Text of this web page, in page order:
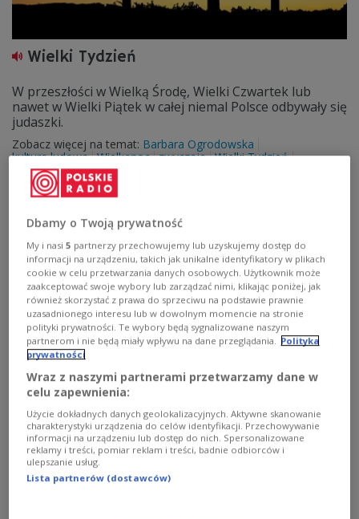
Wielki Tydzień
W przeszłości w Wielką Środę, Wielki Czwartek lub
nawet w Wielki Piątek w całej niemal Polsce odbywały się
judaszki.
Zobacz więcej na temat: Barbara Ogrodowska
kultura ludowa Wielkanoc zwyczaje Wielki Tydzień
Niedziela Palmowa
W całej Polsce w Niedzielę Palmową we wszystkich
kościołach, na każdym nabożeństwie święci się palmy,
zaś po sumie (głównym nabożeństwie niedzielnym)
odbywają się uroczyste procesje z palmami.
Zobacz więcej na temat:
Wielkanoc
Hanna Szczęśniak
Dbamy o Twoją prywatność
My i nasi5 partnerzy przechowujemy lub uzyskujemy dostęp do
informacji na urządzeniu, takich jak unikalne identyfikatory w plikach
cookie w celu przetwarzania danych osobowych. Użytkownik może
zaakceptować swoje wybory lub zarządzać nimi, klikając poniżej, jak
również skorzystać z prawa do sprzeciwu na podstawie prawnie
uzasadnionego interesu lub w dowolnym momencie na stronie
polityki prywatności. Te wybory będą sygnalizowane naszym
partnerom i nie będą miały wpływu na dane przeglądania. Polityka
prywatności
Wraz z naszymi partnerami przetwarzamy dane w
celu zapewnienia:
Użycie dokładnych danych geolokalizacyjnych. Aktywne skanowanie
charakterystyki urządzenia do celów identyfikacji. Przechowywanie
informacji na urządzeniu lub dostęp do nich. Spersonalizowane
reklamy i treści, pomiar reklam i treści, badnie odbiorców i
ulepszanie usług.
Lista partnerów (dostawców)